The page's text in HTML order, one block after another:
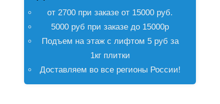
от 2700 при заказе от 15000 руб.
5000 руб при заказе до 15000р
Подъем на этаж с лифтом 5 руб за
1кг плитки
Доставляем во все регионы России!